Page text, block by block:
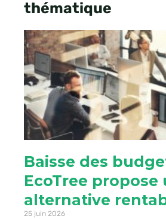
thématique
Baisse des
EcoTree propose
alternative
25 juin 2026